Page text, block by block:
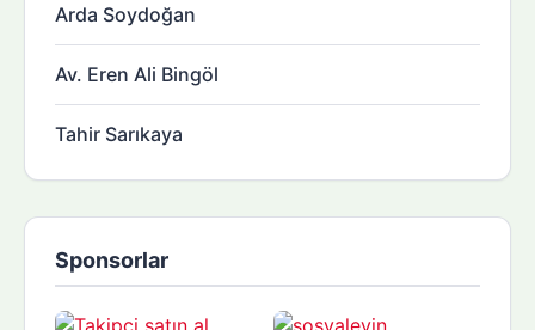
Arda Soydoğan
Av. Eren Ali Bingöl
Tahir Sarıkaya
Sponsorlar